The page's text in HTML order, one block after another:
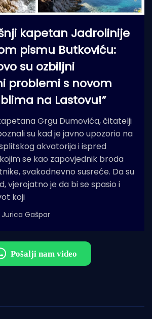
kapetan Jadrolinije
pismu Butkoviću:
su ozbiljni
problemi s novom
na Lastovu!”
Grgu Dumovića, čitatelji
su kad je javno upozorio na
akvatorija i ispred
se kao zapovjednik broda
svakodnevno susreće. Da su
vjerojatno je da bi se spasio i
koji
Jurica Gašpar